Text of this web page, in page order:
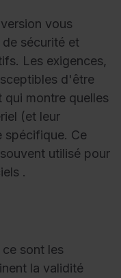
vous
sécurité et
Les exigences,
d'être
montre quelles
(et leur
spécifique. Ce
utilisé pour
.
sont les
la validité